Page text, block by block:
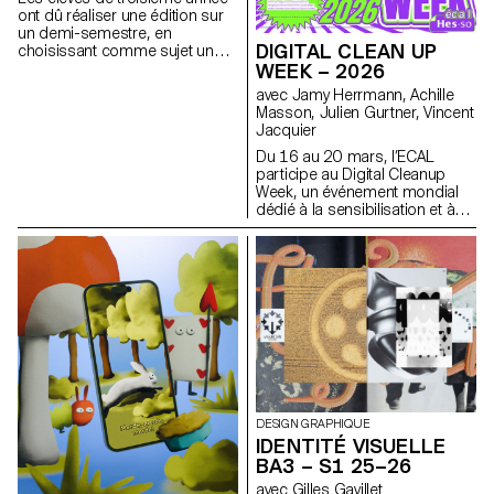
à affiner leur sens de
l’observation et leur capacité à
construire des images à la fois
précises et expressives.
ont dû réaliser une édition sur
un demi-semestre, en
choisissant comme sujet un
DIGITAL CLEAN UP
WEEK – 2026
avec Jamy Herrmann, Achille
Masson, Julien Gurtner, Vincent
Jacquier
Du 16 au 20 mars, l’ECAL
participe au Digital Cleanup
Week, un événement mondial
dédié à la sensibilisation et à
l’action pour un numérique plus
responsable. Une semaine
pour réparer, recycler, nettoyer
et réfléchir !
DESIGN GRAPHIQUE
IDENTITÉ VISUELLE
BA3 – S1 25–26
avec Gilles Gavillet